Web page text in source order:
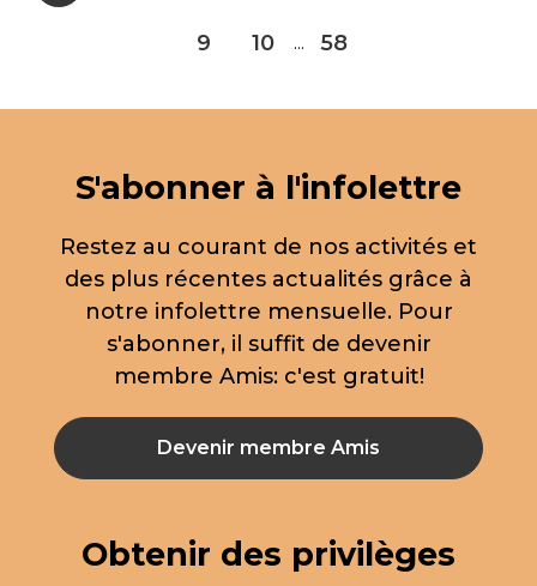
9 10 ... 58
S'abonner à l'infolettre
Restez au courant de nos activités et
des plus récentes actualités grâce à
notre infolettre mensuelle. Pour
s'abonner, il suffit de devenir
membre Amis: c'est gratuit!
Devenir membre Amis
Obtenir des privilèges